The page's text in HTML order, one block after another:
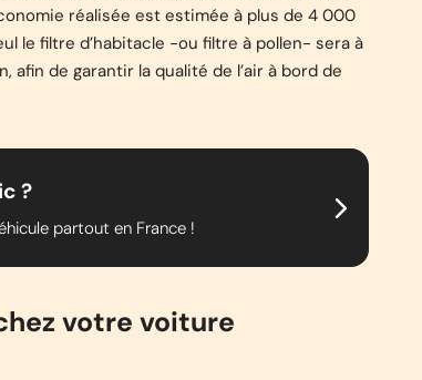
réalisée est estimée à plus de 4 000
le filtre d’habitacle -ou filtre à pollen- sera à
de garantir la qualité de l’air à bord de
?
partout en France !
votre voiture